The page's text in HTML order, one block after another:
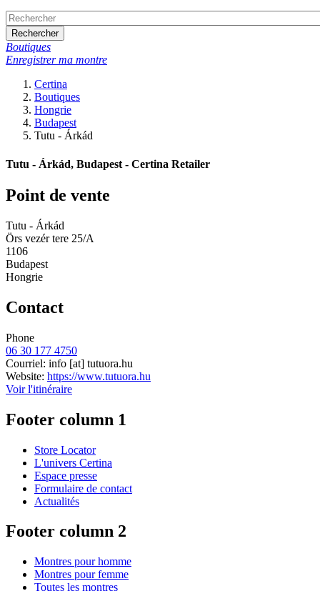
Rechercher
Boutiques
Enregistrer ma montre
Certina
Boutiques
Hongrie
Budapest
Tutu - Árkád
Tutu - Árkád, Budapest - Certina Retailer
Point de vente
Tutu - Árkád
Örs vezér tere 25/A
1106
Budapest
Hongrie
Contact
Phone
06 30 177 4750
Courriel: info [at] tutuora.hu
Website: https://www.tutuora.hu
Voir l'itinéraire
Footer column 1
Store Locator
L'univers Certina
Espace presse
Formulaire de contact
Actualités
Footer column 2
Montres pour homme
Montres pour femme
Toutes les montres